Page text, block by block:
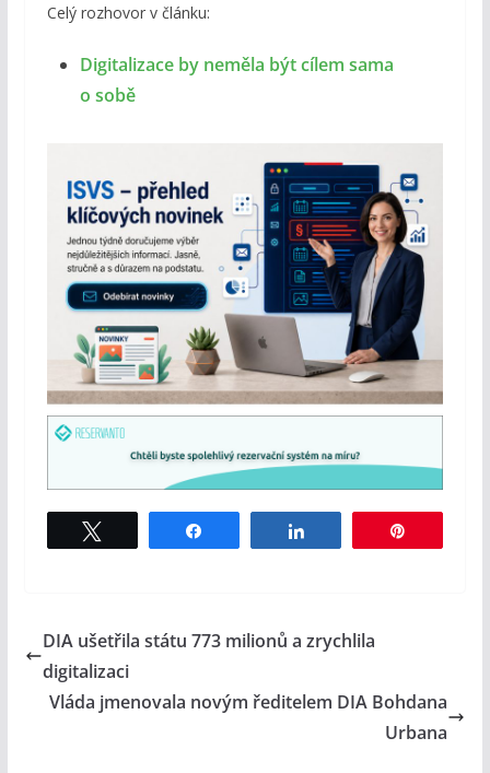
Celý rozhovor v článku:
Digitalizace by neměla být cílem sama
o sobě
DIA ušetřila státu 773 milionů a zrychlila
digitalizaci
Vláda jmenovala novým ředitelem DIA Bohdana
Urbana